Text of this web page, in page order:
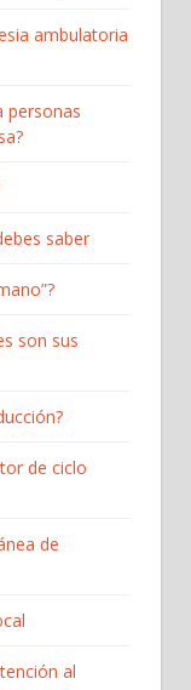
ambulatoria
personas
saber
son sus
de ciclo
de
al